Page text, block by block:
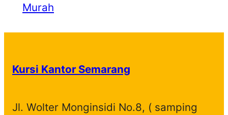
Murah
Kursi Kantor Semarang
Jl. Wolter Monginsidi No.8, ( samping